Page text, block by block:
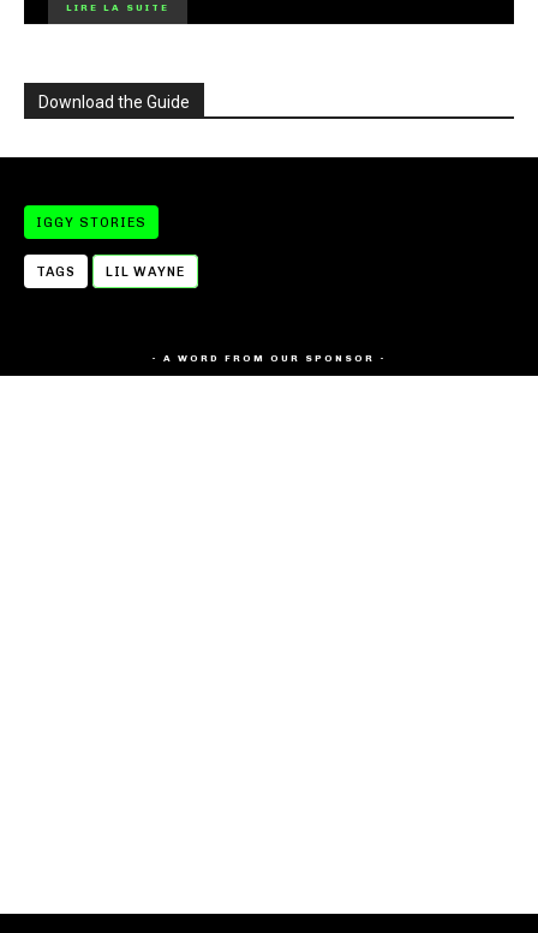
LIRE LA SUITE
Download the Guide
IGGY STORIES
TAGS LIL WAYNE
- A WORD FROM OUR SPONSOR -